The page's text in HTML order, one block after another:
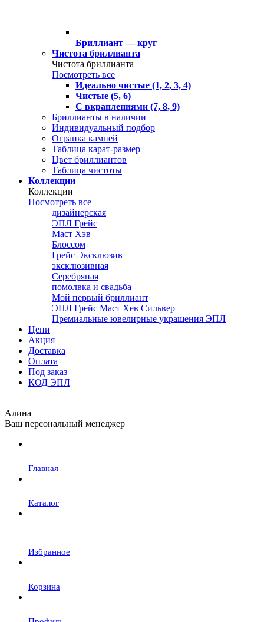
Бриллиант — круг
Чистота бриллианта
Чистота бриллианта
Посмотреть все
Идеально чистые (1, 2, 3, 4)
Чистые (5, 6)
С вкраплениями (7, 8, 9)
Бриллианты в наличии
Индивидуальный подбор
Огранка камней
Таблица карат-размер
Цвет бриллиантов
Таблица чистоты
Коллекции
Коллекции
Посмотреть все
дизайнерская
ЭПЛ Грейс
Маст Хэв
Блоссом
Грейс Эксклюзив
эксклюзивная
Серебряная
помолвка и свадьба
Мой первый бриллиант
ЭПЛ Грейс Маст Хев Сильвер
Премиальные ювелирные украшения ЭПЛ
Цепи
Акция
Доставка
Оплата
Под заказ
КОД ЭПЛ
Алина
Ваш персональный менеджер
Главная
Каталог
Избранное
Корзина